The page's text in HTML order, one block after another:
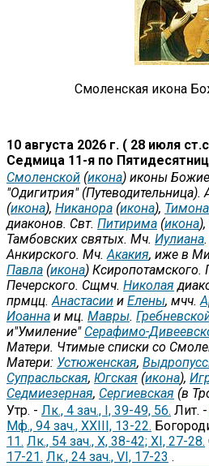
Смоленская икона
10 августа 2026 г. ( 28 июля
Седмица 11-я по
Смоленской (икона) иконы
"Одигитрия" (Путеводительница).
(икона), Никанора (икона), Тимона
диаконов. Свт. Питирима (икона
Тамбовских святых. Мч. Иулиана
Анкирского. Мч.Акакия, иже в
Павла (икона) Ксиропотамского.
Печерского. Сщмч. Николая
прмцц.Анастасии и Елены, мчч.
Иоанна и мц. Мавры.
и"Умиление" Серафимо-
Матери. Чтимые списки со
Матери: Устюженская,
Супрасльская, Югская (икона),
Седмиезерная, Сергиевская (в
Утр. - Лк., 4 зач., I, 39-49, 56. Лит. -
Мф., 94 зач., XXIII, 13-22.
11. Лк., 54 зач., X, 38-42; XI, 27-28.
17-21. Лк., 24 зач., VI, 17-23 .